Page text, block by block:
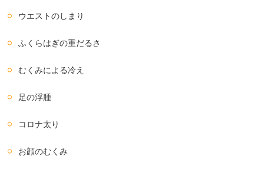
ウエストのしまり
ふくらはぎの重だるさ
むくみによる冷え
足の浮腫
コロナ太り
お顔のむくみ